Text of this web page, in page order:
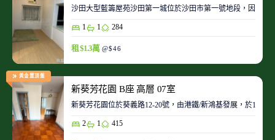
沙田大型藍籌屋苑沙田第一城位於沙田市第一號地段，因此
1 1 284
租 $1.3萬 @$46
黃金置頂盤
新葵芳花園 B座 高層 07室
新葵芳花園位於葵義路12-20號，由港鐵/新鴻基發展，於
2 1 415